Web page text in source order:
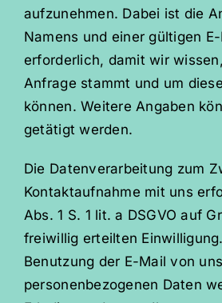
aufzunehmen. Dabei ist die
Namens und einer gültigen
erforderlich, damit wir
Anfrage stammt und um
können. Weitere Angaben
getätigt werden.
Die Datenverarbeitung zum
Kontaktaufnahme mit uns
Abs. 1 S. 1 lit. a DSGVO auf
freiwillig erteilten
Benutzung der E-Mail von
personenbezogenen Daten